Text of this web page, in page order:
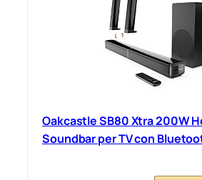
Oakcastle SB80 Xtra 200W
Soundbar per TV con